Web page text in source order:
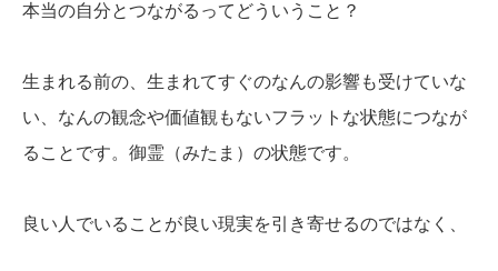
本当の自分とつながるってどういうこと？
生まれる前の、生まれてすぐのなんの影響も受けていな
い、なんの観念や価値観もないフラットな状態につなが
ることです。御霊（みたま）の状態です。
良い人でいることが良い現実を引き寄せるのではなく、